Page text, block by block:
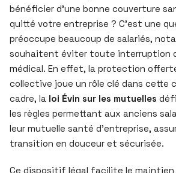
bénéficier d’une bonne couverture
quitté votre entreprise ? C’est une
préoccupe beaucoup de salariés,
souhaitent éviter toute interruption
médical. En effet, la protection
collective joue un rôle clé dans cette
cadre, la loi Évin sur les mutuelles
les règles permettant aux anciens
leur mutuelle santé d’entreprise,
transition en douceur et sécurisée.
Ce dispositif légal facilite le maintien